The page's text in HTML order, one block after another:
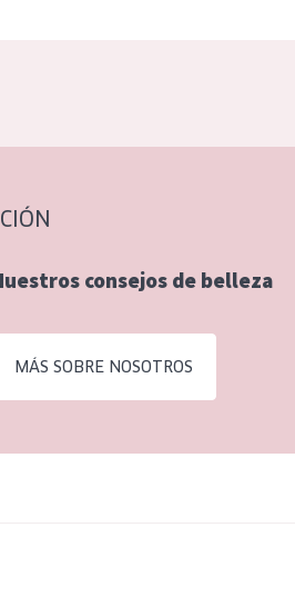
consejos de belleza
MÁS SOBRE NOSOTROS